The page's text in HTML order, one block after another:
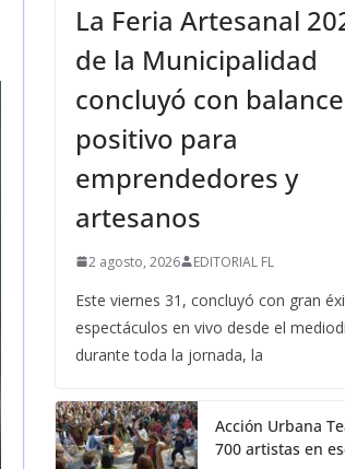
La Feria Artesanal
de la Municipalidad
concluyó con balance
positivo para
emprendedores y
artesanos
2 agosto, 2026 EDITORIAL FL
Este viernes 31, concluyó con gran
espectáculos en vivo desde el
durante toda la jornada, la
Acción Urbana
700 artistas en